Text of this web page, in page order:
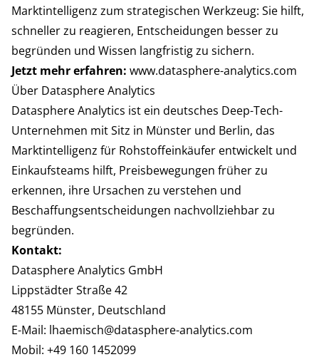
Marktintelligenz zum strategischen Werkzeug: Sie hilft,
schneller zu reagieren, Entscheidungen besser zu
begründen und Wissen langfristig zu sichern.
Jetzt mehr erfahren: www.datasphere-analytics.com
Über Datasphere Analytics
Datasphere Analytics ist ein deutsches Deep-Tech-
Unternehmen mit Sitz in Münster und Berlin, das
Marktintelligenz für Rohstoffeinkäufer entwickelt und
Einkaufsteams hilft, Preisbewegungen früher zu
erkennen, ihre Ursachen zu verstehen und
Beschaffungsentscheidungen nachvollziehbar zu
begründen.
Kontakt:
Datasphere Analytics GmbH
Lippstädter Straße 42
48155 Münster, Deutschland
E-Mail: lhaemisch@datasphere-analytics.com
Mobil: +49 160 1452099